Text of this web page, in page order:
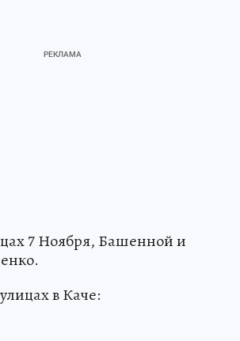
7 Ноября, Башенной и
в Каче: